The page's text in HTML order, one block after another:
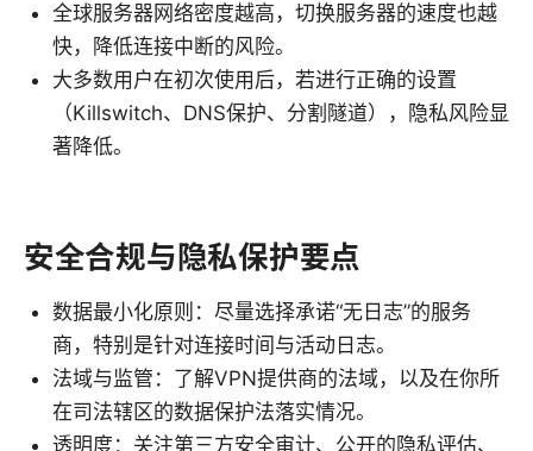
全球服务器网络密度越高，切换服务器的速度也越
快，降低连接中断的风险。
大多数用户在初次使用后，若进行正确的设置
（Killswitch、DNS保护、分割隧道），隐私风险显
著降低。
安全合规与隐私保护要点
数据最小化原则：尽量选择承诺“无日志”的服务
商，特别是针对连接时间与活动日志。
法域与监管：了解VPN提供商的法域，以及在你所
在司法辖区的数据保护法落实情况。
透明度：关注第三方安全审计、公开的隐私评估、